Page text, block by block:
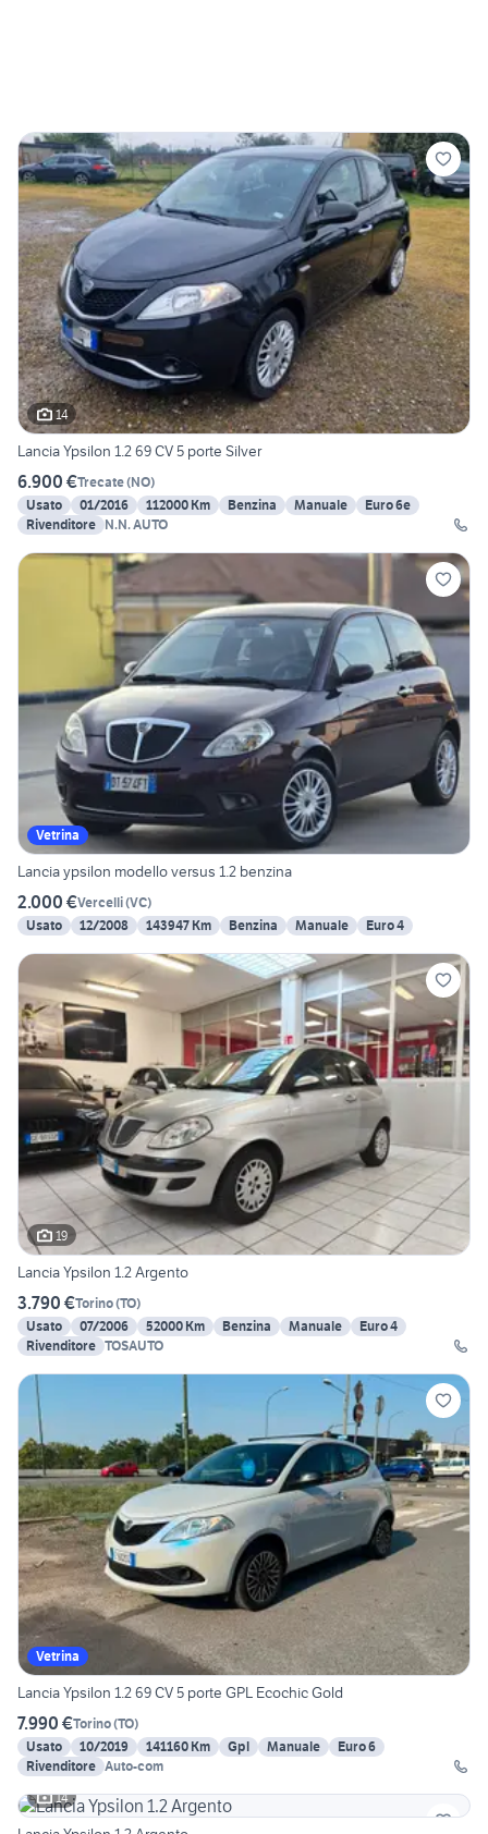
14
Lancia Ypsilon 1.2 69 CV 5 porte Silver
6.900 €Trecate(NO)
Usato
01/2016 112000 Km Benzina Manuale
Euro 6e
Rivenditore N.N. AUTO
Vetrina
Lancia ypsilon modello versus 1.2 benzina
2.000 €Vercelli(VC)
Usato
12/2008 143947 Km Benzina Manuale Euro 4
19
Lancia Ypsilon 1.2 Argento
3.790 €Torino(TO)
Usato
07/2006 52000 Km Benzina Manuale
Euro 4
Rivenditore TOSAUTO
Vetrina
Lancia Ypsilon 1.2 69 CV 5 porte GPL Ecochic Gold
7.990 €Torino(TO)
Usato
10/2019 141160 Km Gpl Manuale
Euro 6
Rivenditore Auto-com
14